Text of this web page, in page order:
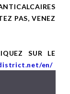
PAS, VENEZ
SUR LE
en/